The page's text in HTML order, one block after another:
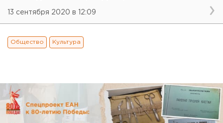
13 сентября 2020 в 12:09
Общество Культура